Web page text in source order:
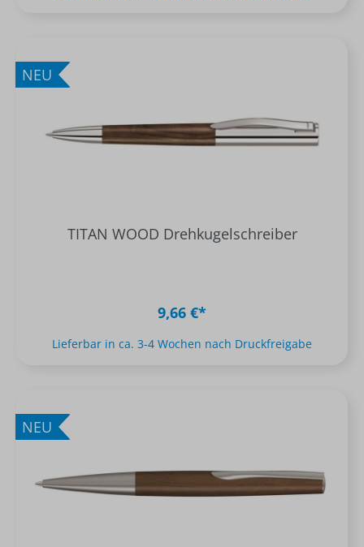
NEU
TITAN WOOD Drehkugelschreiber
9,66 €*
Lieferbar in ca. 3-4 Wochen nach Druckfreigabe
NEU